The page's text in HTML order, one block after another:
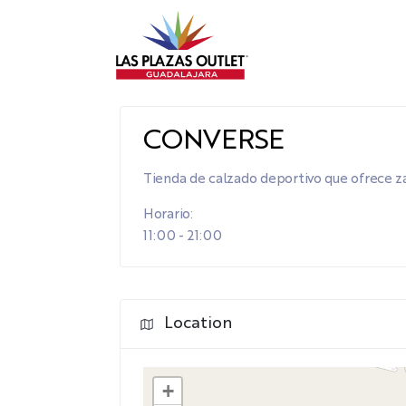
CONVERSE
Tienda de calzado deportivo que ofrece
Horario:
11:00 - 21:00
Location
+